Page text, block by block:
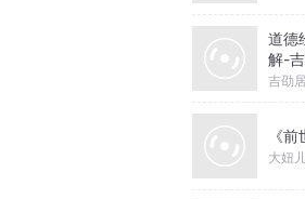
道德
解-
吉劭
《前
大妞